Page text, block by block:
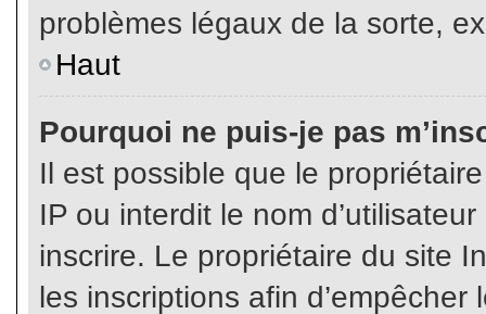
problèmes légaux de la sorte,
Haut
Pourquoi ne puis-je pas
Il est possible que le
IP ou interdit le nom
inscrire. Le propriétaire du site
les inscriptions afin d’empêcher